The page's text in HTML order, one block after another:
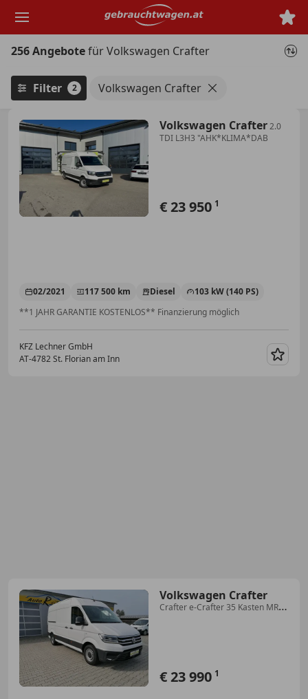
Hauptinhalt
256 Angebotefür Volkswagen Crafter
Filter 2 Volkswagen Crafter
Volkswagen Crafter2.0
TDI L3H3 "AHK*KLIMA*DAB
€ 23 950 1
02/2021 117 500 km Diesel
103 kW (140 PS)
**1 JAHR GARANTIE KOSTENLOS** Finanzierung möglich
KFZ Lechner GmbH
AT-4782 St. Florian am Inn
Volkswagen Crafter
Crafter e-Crafter 35 Kasten MR
€ 23 990 1